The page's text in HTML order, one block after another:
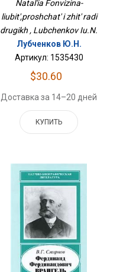
Natal'ia Fonvizina-
liubit',proshchat' i zhit' radi
drugikh , Lubchenkov Iu.N.
Лубченков Ю.Н.
Артикул: 1535430
$30.60
Доставка за 14–20 дней
КУПИТЬ